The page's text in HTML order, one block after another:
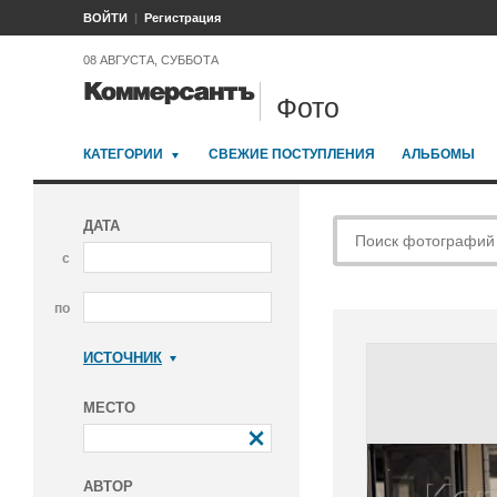
ВОЙТИ Регистрация
08 АВГУСТА, СУББОТА
Фото
КАТЕГОРИИ СВЕЖИЕ ПОСТУПЛЕНИЯ АЛЬБОМЫ
ДАТА
с
по
ИСТОЧНИК
МЕСТО
АВТОР